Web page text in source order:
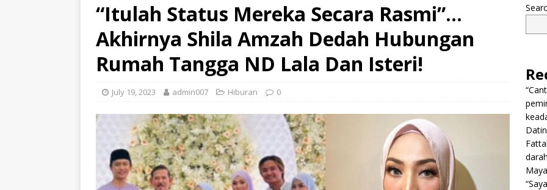
“Itulah Status Mereka Secara Rasmi”…
Akhirnya Shila Amzah Dedah Hubungan
Rumah Tangga ND Lala Dan Isteri!
July 19, 2023 admin007 Hiburan 0